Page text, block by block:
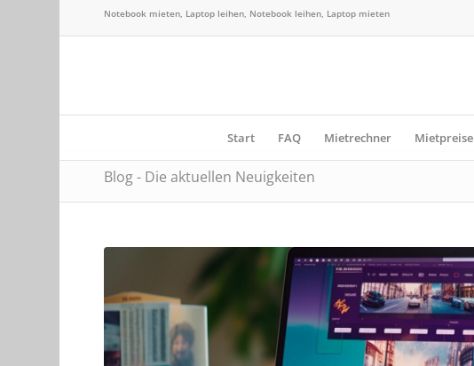
Notebook mieten, Laptop leihen, Notebook leihen, Laptop mieten
Start FAQ Mietrechner Mietpreise
Blog - Die aktuellen Neuigkeiten